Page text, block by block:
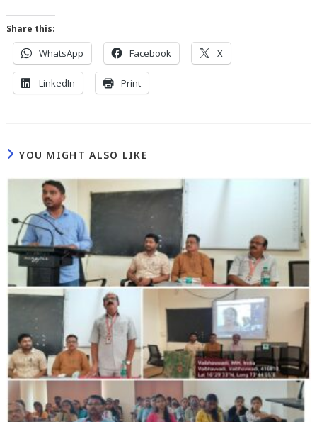
Share this:
WhatsApp Facebook X
LinkedIn Print
YOU MIGHT ALSO LIKE